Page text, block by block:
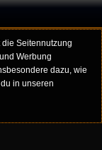
Seitennutzung
Werbung
dazu, wie
in unseren